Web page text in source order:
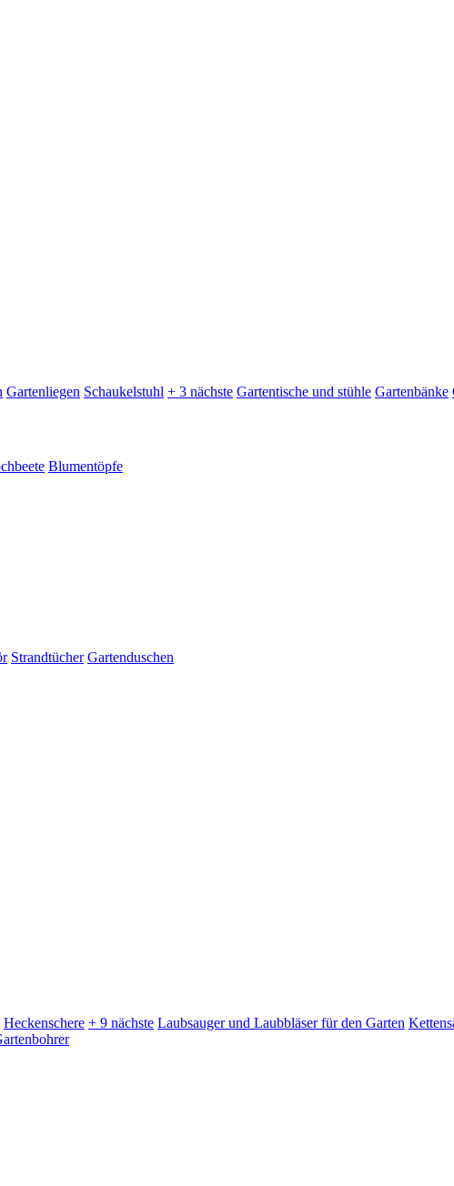
Gartenliegen Schaukelstuhl + 3 nächste Gartentische und stühle Gartenbänke
Blumentöpfe
Strandtücher Gartenduschen
Heckenschere + 9 nächste Laubsauger und Laubbläser für den Garten